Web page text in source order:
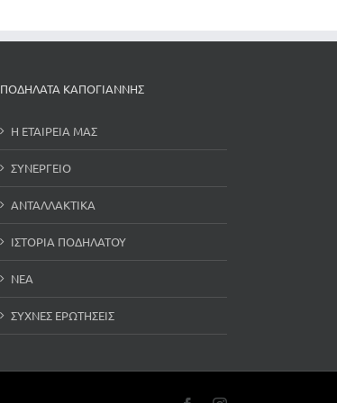
ΠΟΔΗΛΑΤΑ ΚΑΠΟΓΙΑΝΝΗΣ
Η ΕΤΑΙΡΕΙΑ ΜΑΣ
ΣΥΝΕΡΓΕΙΟ
ΑΝΤΑΛΛΑΚΤΙΚΑ
ΙΣΤΟΡΙΑ ΠΟΔΗΛΑΤΟΥ
ΝΕΑ
ΣΥΧΝΕΣ ΕΡΩΤΗΣΕΙΣ